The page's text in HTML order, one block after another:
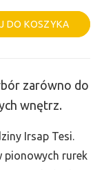
DO KOSZYKA
zarówno do
wnętrz.
Irsap Tesi.
pionowych rurek